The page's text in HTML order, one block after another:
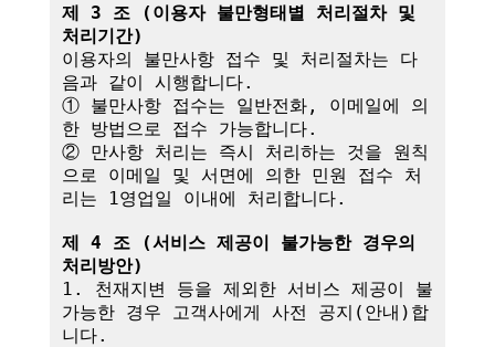
제 3 조 (이용자 불만형태별 처리절차 및
처리기간)
이용자의 불만사항 접수 및 처리절차는 다
음과 같이 시행합니다.
① 불만사항 접수는 일반전화, 이메일에 의
한 방법으로 접수 가능합니다.
② 만사항 처리는 즉시 처리하는 것을 원칙
으로 이메일 및 서면에 의한 민원 접수 처
리는 1영업일 이내에 처리합니다.
제 4 조 (서비스 제공이 불가능한 경우의
처리방안)
1. 천재지변 등을 제외한 서비스 제공이 불
가능한 경우 고객사에게 사전 공지(안내)합
니다.